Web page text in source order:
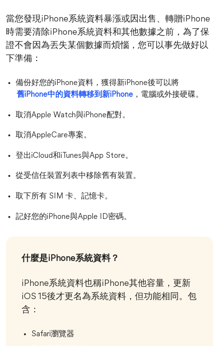
當您發現iPhone系統資料暴漲或因出售、轉贈iPhone
時需要清除iPhone系統資料和其他數據之前，為了保
證不會因為丟失某個數據而煩惱，您可以事先做好以
下準備：
備份好您的iPhone資料，獲得新iPhone後可以將
舊iPhone中的資料轉移到新iPhone，電腦或外接硬碟。
取消Apple Watch與iPhone配對。
取消AppleCare專案。
登出iCloud和iTunes與App Store。
從受信任裝置列表中移除舊有裝置。
取下所有 SIM 卡、記憶卡。
記好您的iPhone與Apple ID密碼。
什麼是iPhone系統資料？
iPhone系統資料也稱iPhone其他容量，更新
iOS 15後才更名為系統資料，但功能相同。包
含：
Safari瀏覽器